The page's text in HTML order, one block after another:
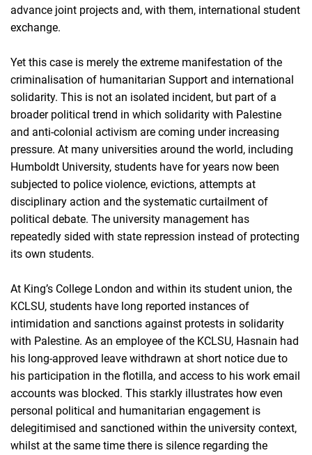
advance joint projects and, with them, international student
exchange.
Yet this case is merely the extreme manifestation of the
criminalisation of humanitarian Support and international
solidarity. This is not an isolated incident, but part of a
broader political trend in which solidarity with Palestine
and anti-colonial activism are coming under increasing
pressure. At many universities around the world, including
Humboldt University, students have for years now been
subjected to police violence, evictions, attempts at
disciplinary action and the systematic curtailment of
political debate. The university management has
repeatedly sided with state repression instead of protecting
its own students.
At King’s College London and within its student union, the
KCLSU, students have long reported instances of
intimidation and sanctions against protests in solidarity
with Palestine. As an employee of the KCLSU, Hasnain had
his long-approved leave withdrawn at short notice due to
his participation in the flotilla, and access to his work email
accounts was blocked. This starkly illustrates how even
personal political and humanitarian engagement is
delegitimised and sanctioned within the university context,
whilst at the same time there is silence regarding the